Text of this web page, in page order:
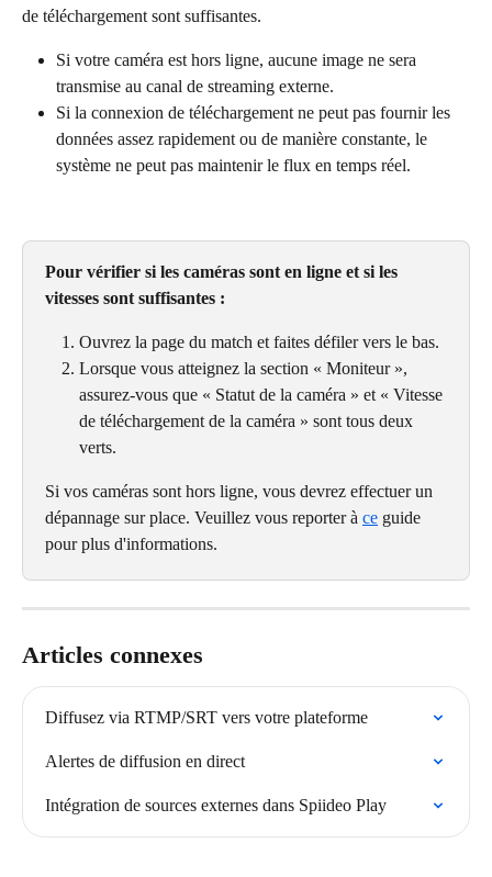
de téléchargement sont suffisantes.
Si votre caméra est hors ligne, aucune image ne sera
transmise au canal de streaming externe.
Si la connexion de téléchargement ne peut pas fournir les
données assez rapidement ou de manière constante, le
système ne peut pas maintenir le flux en temps réel.
Pour vérifier si les caméras sont en ligne et si les
vitesses sont suffisantes :
Ouvrez la page du match et faites défiler vers le bas.
Lorsque vous atteignez la section « Moniteur »,
assurez-vous que « Statut de la caméra » et « Vitesse
de téléchargement de la caméra » sont tous deux
verts.
Si vos caméras sont hors ligne, vous devrez effectuer un
dépannage sur place. Veuillez vous reporter à ce guide
pour plus d'informations.
Articles connexes
Diffusez via RTMP/SRT vers votre plateforme
Alertes de diffusion en direct
Intégration de sources externes dans Spiideo Play